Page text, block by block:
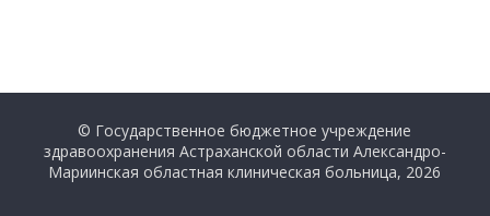
© Государственное бюджетное учреждение
здравоохранения Астраханской области Александро-
Мариинская областная клиническая больница, 2026